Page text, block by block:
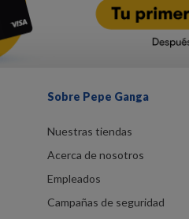
Sobre Pepe Ganga
Nuestras tiendas
Acerca de nosotros
Empleados
Campañas de seguridad